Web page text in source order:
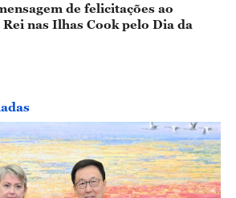
de felicitações ao
nas Ilhas Cook pelo Dia da